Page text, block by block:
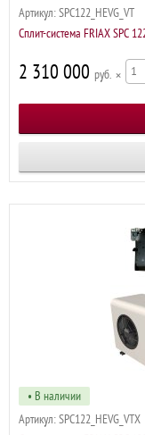
Артикул: SPC122_HEVG_VT
Сплит-система FRIAX SPC
2 310 000 р ×
• В наличии
Артикул: SPC122_HEVG_VTX